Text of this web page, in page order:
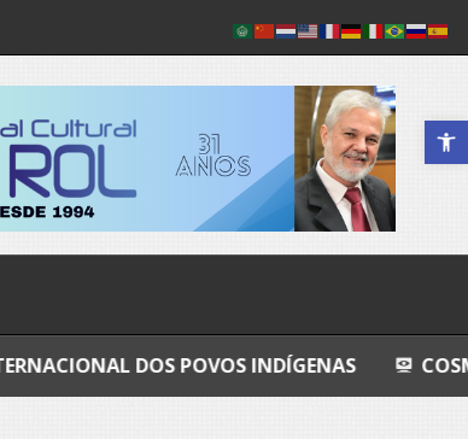
Abrir a
POVOS INDÍGENAS COSMOS